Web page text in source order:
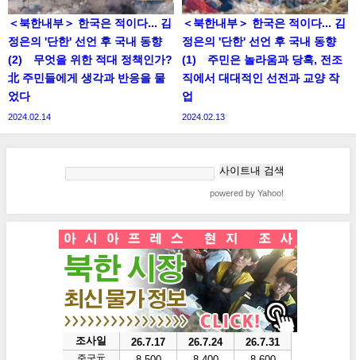
＜북한내부＞ 한국은 적이다... 김
정은의 '단한' 선언 후 국내 동향
(2) 무엇을 위한 적대 정책인가?
北 주민들에게 생각과 반응을 물
었다
2024.02.14
＜북한내부＞ 한국은 적이다... 김
정은의 '단한' 선언 후 국내 동향
(1) 주민은 놀라움과 당혹, 전조
직에서 대대적인 선전과 교양 작
업
2024.02.13
powered by Yahoo!